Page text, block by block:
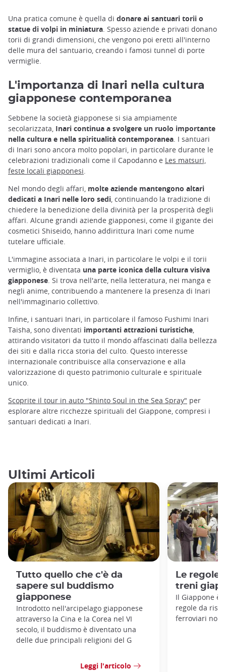
Una pratica comune è quella di donare ai santuari torii o
statue di volpi in miniatura . Spesso aziende e privati donano
torii di grandi dimensioni, che vengono poi eretti all'interno
delle mura del santuario, creando i famosi tunnel di porte
vermiglie.
L'importanza di Inari nella cultura
giapponese contemporanea
Sebbene la società giapponese si sia ampiamente
secolarizzata, Inari continua a svolgere un ruolo importante
nella cultura e nella spiritualità contemporanea . I santuari
di Inari sono ancora molto popolari, in particolare durante le
celebrazioni tradizionali come il Capodanno e Les matsuri,
feste locali giapponesi
Nel mondo degli affari, molte aziende mantengono altari
dedicati a Inari nelle loro sedi , continuando la tradizione di
chiedere la benedizione della divinità per la prosperità degli
affari. Alcune grandi aziende giapponesi, come il gigante dei
cosmetici Shiseido, hanno addirittura Inari come nume
tutelare ufficiale.
L'immagine associata a Inari, in particolare le volpi e il torii
vermiglio, è diventata una parte iconica della cultura visiva
giapponese. Si trova nell'arte, nella letteratura, nei manga e
negli anime, contribuendo a mantenere la presenza di Inari
nell'immaginario collettivo.
Infine, i santuari Inari, in particolare il famoso Fushimi Inari
Taisha, sono diventati importanti attrazioni turistiche,
attirando visitatori da tutto il mondo affascinati dalla bellezza
dei siti e dalla ricca storia del culto. Questo interesse
internazionale contribuisce alla conservazione e alla
valorizzazione di questo patrimonio culturale e spirituale
unico.
Scoprite il tour in auto "Shinto Soul in the Sea Spray" per
esplorare altre ricchezze spirituali del Giappone, compresi i
santuari dedicati a Inari.
Ultimi Articoli
Tutto quello che c'è da
sapere sul buddismo
giapponese
Introdotto nell'arcipelago giapponese
attraverso la Cina e la Corea nel VI
secolo, il buddismo è diventato una
delle due principali religioni del G
Leggi l'articolo
Le regole
treni
Il Giappone è
regole da
ferroviari non